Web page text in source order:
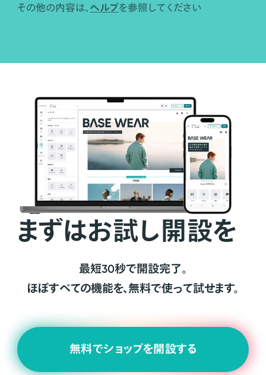
その他の内容は、 ヘルプを参照してください
まずはお試し開設を
最短30秒で開設完了。
ほぼすべての機能を、無料で使って試せます。
無料でショップを開設する